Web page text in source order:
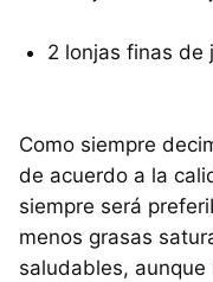
2 lonjas finas de
Como siempre
de acuerdo a la
siempre será
menos grasas
saludables,